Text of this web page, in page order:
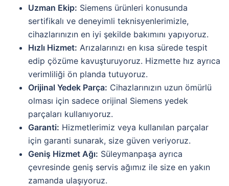
Uzman Ekip: Siemens ürünleri konusunda
sertifikalı ve deneyimli teknisyenlerimizle,
cihazlarınızın en iyi şekilde bakımını yapıyoruz.
Hızlı Hizmet: Arızalarınızı en kısa sürede tespit
edip çözüme kavuşturuyoruz. Hizmette hız ayrıca
verimliliği ön planda tutuyoruz.
Orijinal Yedek Parça: Cihazlarınızın uzun ömürlü
olması için sadece orijinal Siemens yedek
parçaları kullanıyoruz.
Garanti: Hizmetlerimiz veya kullanılan parçalar
için garanti sunarak, size güven veriyoruz.
Geniş Hizmet Ağı: Süleymanpaşa ayrıca
çevresinde geniş servis ağımız ile size en yakın
zamanda ulaşıyoruz.